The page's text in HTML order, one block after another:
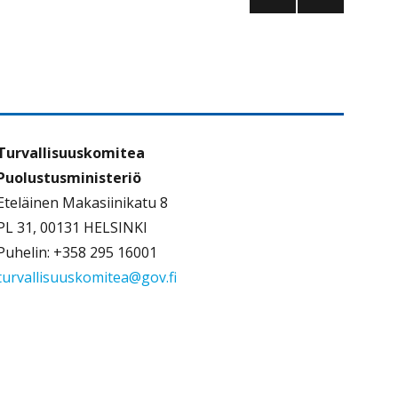
Makasiinikatu 8
31, 00131 HELSINKI
+358 295 16001